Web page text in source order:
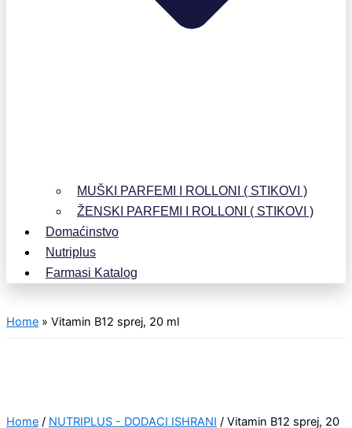
MUŠKI PARFEMI I ROLLONI ( STIKOVI )
ŽENSKI PARFEMI I ROLLONI ( STIKOVI )
Domaćinstvo
Nutriplus
Farmasi Katalog
Home » Vitamin B12 sprej, 20 ml
Home / NUTRIPLUS - DODACI ISHRANI / Vitamin B12 sprej, 20